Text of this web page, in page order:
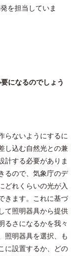
を担当していま
になるのでしょう
らないようにするに
し込む自然光との兼
計する必要がありま
るので、気象庁のデ
どれくらいの光が入
きます。これに基づ
て照明器具から提供
るさになるかを我々
照明器具を選択、も
に設置するか、どの